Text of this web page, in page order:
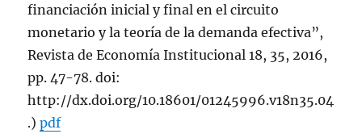
financiación inicial y final en el circuito
monetario y la teoría de la demanda efectiva”,
Revista de Economía Institucional 18, 35, 2016,
pp. 47-78. doi:
http://dx.doi.org/10.18601/01245996.v18n35.04
.)pdf